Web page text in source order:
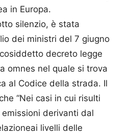
in Europa.
silenzio, è stata
dei ministri del 7 giugno
decreto legge
omnes nel quale si trova
al Codice della strada. Il
“Nei casi in cui risulti
derivanti dal
livelli delle